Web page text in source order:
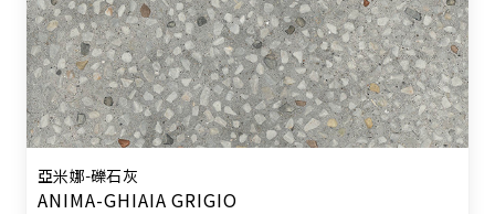
亞米娜-礫石灰
ANIMA-GHIAIA GRIGIO